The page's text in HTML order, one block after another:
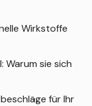
Wirkstoffe
Warum sie sich
für Ihr